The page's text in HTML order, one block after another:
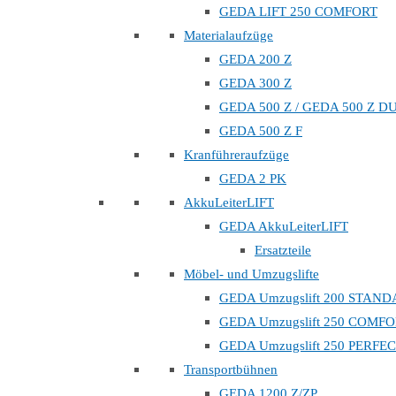
GEDA LIFT 250 COMFORT
Materialaufzüge
GEDA 200 Z
GEDA 300 Z
GEDA 500 Z / GEDA 500 Z
GEDA 500 Z F
Kranführeraufzüge
GEDA 2 PK
AkkuLeiterLIFT
GEDA AkkuLeiterLIFT
Ersatzteile
Möbel- und Umzugslifte
GEDA Umzugslift 200
GEDA Umzugslift 250
GEDA Umzugslift 250
Transportbühnen